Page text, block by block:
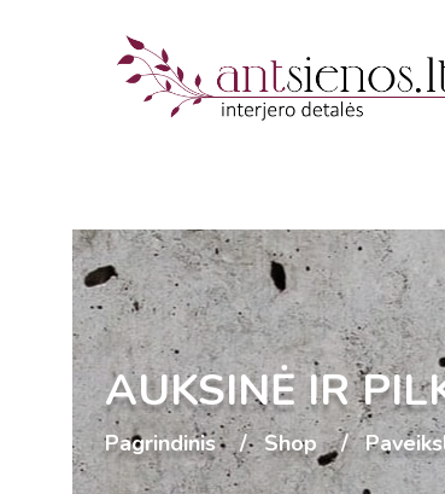
AUKSINĖ IR
Pagrindinis Shop